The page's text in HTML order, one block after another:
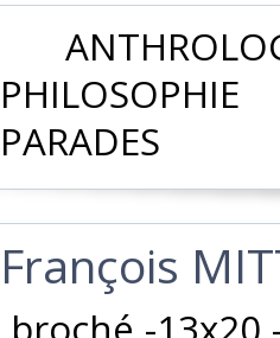
PHILOSOPHIE
PARADES‎
‎François